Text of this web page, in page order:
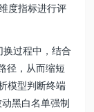
度指标进行评
过程中，结合
径，从而缩短
模型判断终端
黑白名单强制